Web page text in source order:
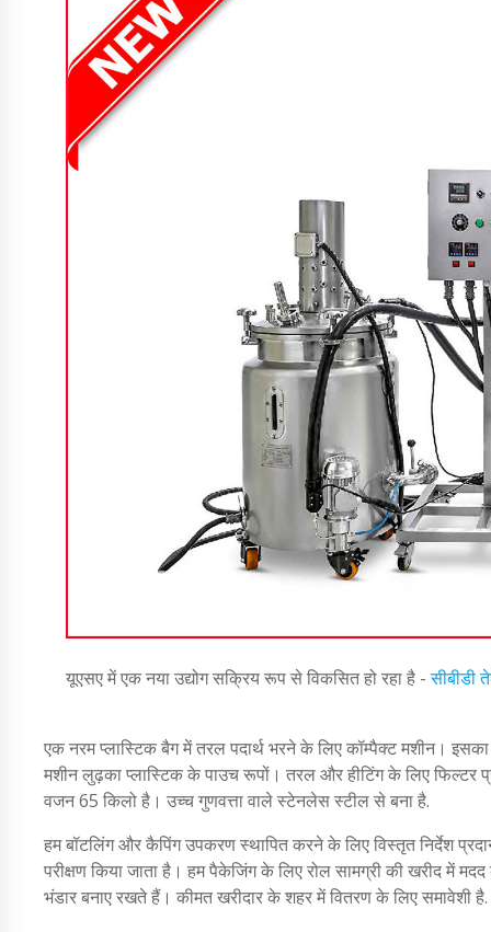
यूएसए में एक नया उद्योग सक्रिय रूप से विकसित हो रहा है -सीबीडी
एक नरम प्लास्टिक बैग में तरल पदार्थ भरने के लिए कॉम्पैक्ट मशीन।
मशीन लुढ़का प्लास्टिक के पाउच रूपों। तरल और हीटिंग के लिए फिल्टर
वजन 65 किलो है। उच्च गुणवत्ता वाले स्टेनलेस स्टील से बना है.
हम बॉटलिंग और कैपिंग उपकरण स्थापित करने के लिए विस्तृत निर्देश
परीक्षण किया जाता है। हम पैकेजिंग के लिए रोल सामग्री की खरीद में
भंडार बनाए रखते हैं। कीमत खरीदार के शहर में वितरण के लिए समावेशी है.